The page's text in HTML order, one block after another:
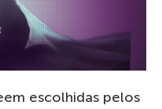
escolhidas pelos